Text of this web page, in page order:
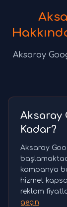
Aksaray
Aksaray
Kadar?
Aksaray
kampanya
hizmet
reklam
geçin.